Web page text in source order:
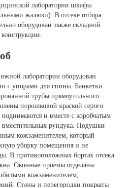
лаборатории шкафы
жалюзи). В отсеке отбора
оборудован также складной
лаборатории оборудован
с упорами для спины. Банкетки
трубы прямоугольного
порошковой краской серого
и вместе с коробчатым
вместительных рундука. Подушки
кожзаменителем, который
уборку помещения и не
В противоположных бортах отсека
Оконные проемы отделаны
кожзаменителем,
Стены и перегородки покрыты